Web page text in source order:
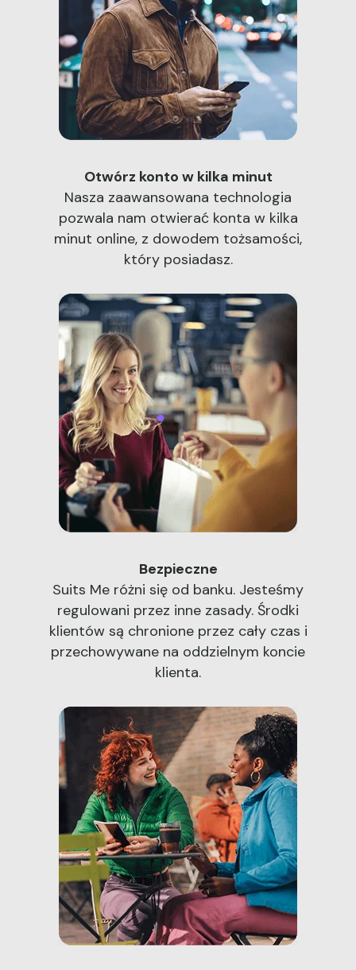
Otwórz konto w kilka minut
Nasza zaawansowana technologia
pozwala nam otwierać konta w kilka
minut online, z dowodem tożsamości,
który posiadasz.
Bezpieczne
Suits Me różni się od banku. Jesteśmy
regulowani przez inne zasady. Środki
klientów są chronione przez cały czas i
przechowywane na oddzielnym koncie
klienta.